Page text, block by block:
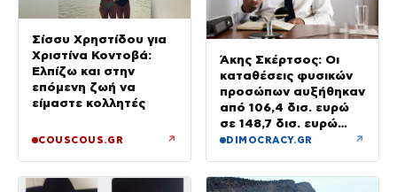
Σίσσυ Χρηστίδου για
Χριστίνα Κοντοβά:
Ελπίζω και στην
επόμενη ζωή να
είμαστε κολλητές
COUSCOUS.GR ↗
Άκης Σκέρτσος: Οι
καταθέσεις φυσικών
προσώπων αυξήθηκαν
από 106,4 δισ. ευρώ
σε 148,7 δισ. ευρώ
από τον Δεκέμβριο
DIMOCRACY.GR ↗